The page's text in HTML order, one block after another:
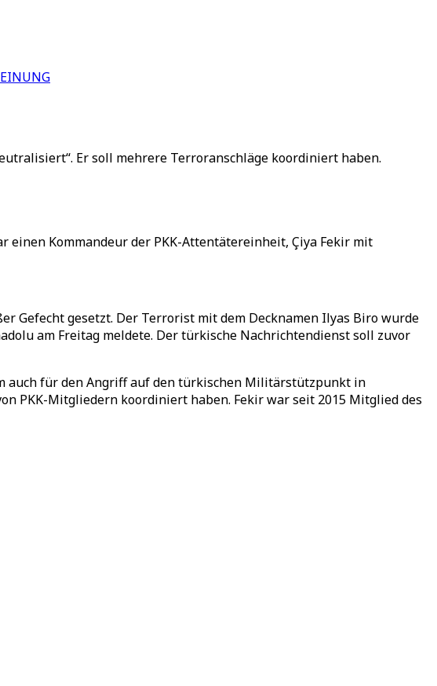
Er soll mehrere Terroranschläge koordiniert haben.
Kommandeur der PKK-Attentätereinheit, Çiya Fekir mit
Gefecht gesetzt. Der Terrorist mit dem Decknamen Ilyas Biro wurde
am Freitag meldete. Der türkische Nachrichtendienst soll zuvor
auch für den Angriff auf den türkischen Militärstützpunkt in
PKK-Mitgliedern koordiniert haben. Fekir war seit 2015 Mitglied des